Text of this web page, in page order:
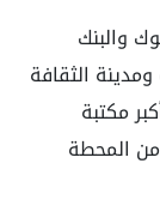
والبنك
الثقافة
مكتبة
المحطة